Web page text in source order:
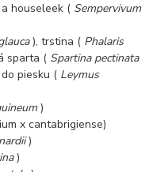
a houseleek ( Sempervivum
), trstina ( Phalaris
sparta ( Spartina pectinata
piesku ( Leymus
)
x cantabrigiense)
)
)